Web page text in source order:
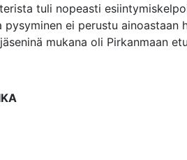
tuli nopeasti
pysyminen ei perustu
mukana oli Pirkanmaan